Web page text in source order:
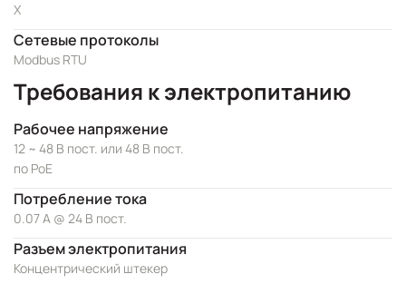
X
Сетевые протоколы
Modbus RTU
Требования к электропитанию
Рабочее напряжение
12 ~ 48 В пост. или 48 В пост.
по PoE
Потребление тока
0.07 А @ 24 В пост.
Разъем электропитания
Концентрический штекер